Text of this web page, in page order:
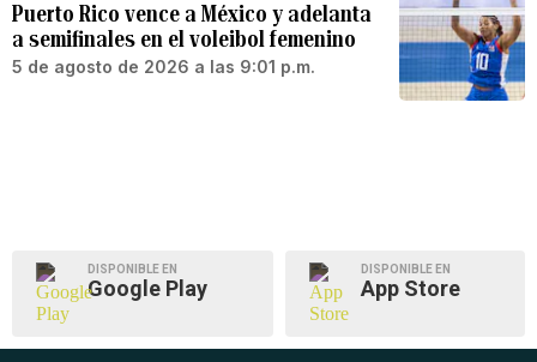
Puerto Rico vence a México y adelanta
a semifinales en el voleibol femenino
5 de agosto de 2026 a las 9:01 p.m.
DISPONIBLE EN
Google Play
DISPONIBLE EN
App Store